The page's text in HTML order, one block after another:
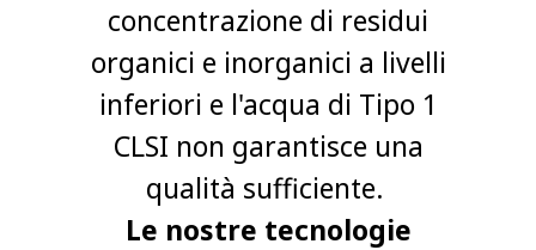
concentrazione di residui
organici e inorganici a livelli
inferiori e l'acqua di Tipo 1
CLSI non garantisce una
qualità sufficiente.
Le nostre tecnologie